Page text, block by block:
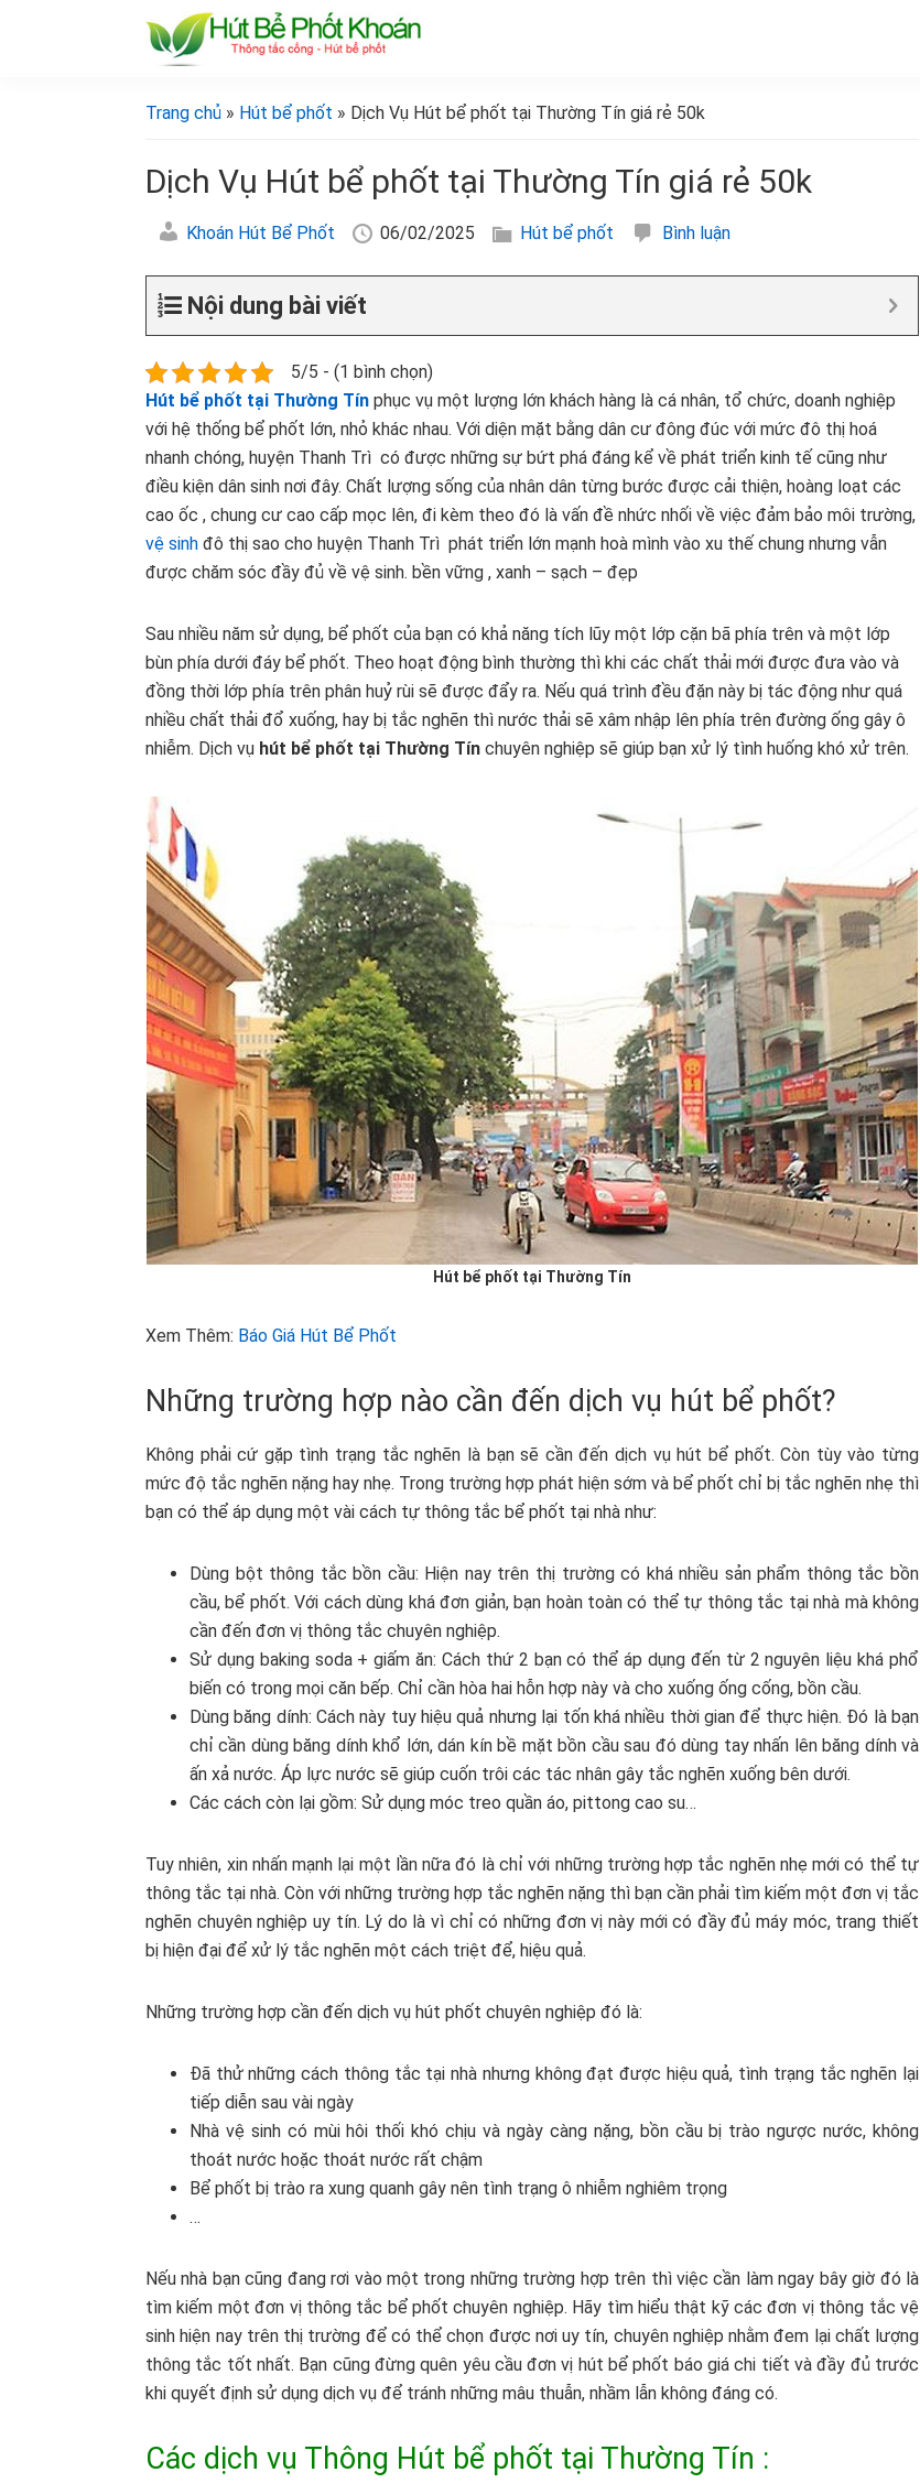
bể
phốt
bể
khoán]
Trang chủ » Hút bể phốt » Dịch Vụ Hút bể phốt tại Thường Tín giá rẻ 50k
Dịch Vụ Hút bể phốt tại Thường Tín giá rẻ 50k
Khoán Hút Bể Phốt 06/02/2025 Hút bể phốt Bình luận
Nội dung bài viết
5/5 - (1 bình chọn)
Hút bể phốt tại Thường Tín phục vụ một lượng lớn khách hàng là cá nhân, tổ chức, doanh nghiệp
với hệ thống bể phốt lớn, nhỏ khác nhau. Với diện mặt bằng dân cư đông đúc với mức đô thị hoá
nhanh chóng, huyện Thanh Trì có được những sự bứt phá đáng kể về phát triển kinh tế cũng như
điều kiện dân sinh nơi đây. Chất lượng sống của nhân dân từng bước được cải thiện, hoàng loạt các
cao ốc , chung cư cao cấp mọc lên, đi kèm theo đó là vấn đề nhức nhối về việc đảm bảo môi trường,
vệ sinh đô thị sao cho huyện Thanh Trì phát triển lớn mạnh hoà mình vào xu thế chung nhưng vẫn
được chăm sóc đầy đủ về vệ sinh. bền vững , xanh – sạch – đẹp
Sau nhiều năm sử dụng, bể phốt của bạn có khả năng tích lũy một lớp cặn bã phía trên và một lớp
bùn phía dưới đáy bể phốt. Theo hoạt động bình thường thì khi các chất thải mới được đưa vào và
đồng thời lớp phía trên phân huỷ rùi sẽ được đẩy ra. Nếu quá trình đều đặn này bị tác động như quá
nhiều chất thải đổ xuống, hay bị tắc nghẽn thì nước thải sẽ xâm nhập lên phía trên đường ống gây ô
nhiễm. Dịch vụ hút bể phốt tại Thường Tín chuyên nghiệp sẽ giúp bạn xử lý tình huống khó xử trên.
Hút bể phốt tại Thường Tín
Xem Thêm: Báo Giá Hút Bể Phốt
Những trường hợp nào cần đến dịch vụ hút bể phốt?
Không phải cứ gặp tình trạng tắc nghẽn là bạn sẽ cần đến dịch vụ hút bể phốt. Còn tùy vào từng
mức độ tắc nghẽn nặng hay nhẹ. Trong trường hợp phát hiện sớm và bể phốt chỉ bị tắc nghẽn nhẹ thì
bạn có thể áp dụng một vài cách tự thông tắc bể phốt tại nhà như:
Dùng bột thông tắc bồn cầu: Hiện nay trên thị trường có khá nhiều sản phẩm thông tắc bồn
cầu, bể phốt. Với cách dùng khá đơn giản, bạn hoàn toàn có thể tự thông tắc tại nhà mà không
cần đến đơn vị thông tắc chuyên nghiệp.
Sử dụng baking soda + giấm ăn: Cách thứ 2 bạn có thể áp dụng đến từ 2 nguyên liệu khá phổ
biến có trong mọi căn bếp. Chỉ cần hòa hai hỗn hợp này và cho xuống ống cống, bồn cầu.
Dùng băng dính: Cách này tuy hiệu quả nhưng lại tốn khá nhiều thời gian để thực hiện. Đó là bạn
chỉ cần dùng băng dính khổ lớn, dán kín bề mặt bồn cầu sau đó dùng tay nhấn lên băng dính và
ấn xả nước. Áp lực nước sẽ giúp cuốn trôi các tác nhân gây tắc nghẽn xuống bên dưới.
Các cách còn lại gồm: Sử dụng móc treo quần áo, pittong cao su…
Tuy nhiên, xin nhấn mạnh lại một lần nữa đó là chỉ với những trường hợp tắc nghẽn nhẹ mới có thể tự
thông tắc tại nhà. Còn với những trường hợp tắc nghẽn nặng thì bạn cần phải tìm kiếm một đơn vị tắc
nghẽn chuyên nghiệp uy tín. Lý do là vì chỉ có những đơn vị này mới có đầy đủ máy móc, trang thiết
bị hiện đại để xử lý tắc nghẽn một cách triệt để, hiệu quả.
Những trường hợp cần đến dịch vụ hút phốt chuyên nghiệp đó là:
Đã thử những cách thông tắc tại nhà nhưng không đạt được hiệu quả, tình trạng tắc nghẽn lại
tiếp diễn sau vài ngày
Nhà vệ sinh có mùi hôi thối khó chịu và ngày càng nặng, bồn cầu bị trào ngược nước, không
thoát nước hoặc thoát nước rất chậm
Bể phốt bị trào ra xung quanh gây nên tình trạng ô nhiễm nghiêm trọng
…
Nếu nhà bạn cũng đang rơi vào một trong những trường hợp trên thì việc cần làm ngay bây giờ đó là
tìm kiếm một đơn vị thông tắc bể phốt chuyên nghiệp. Hãy tìm hiểu thật kỹ các đơn vị thông tắc vệ
sinh hiện nay trên thị trường để có thể chọn được nơi uy tín, chuyên nghiệp nhằm đem lại chất lượng
thông tắc tốt nhất. Bạn cũng đừng quên yêu cầu đơn vị hút bể phốt báo giá chi tiết và đầy đủ trước
khi quyết định sử dụng dịch vụ để tránh những mâu thuẫn, nhầm lẫn không đáng có.
Các dịch vụ Thông Hút bể phốt tại Thường Tín :